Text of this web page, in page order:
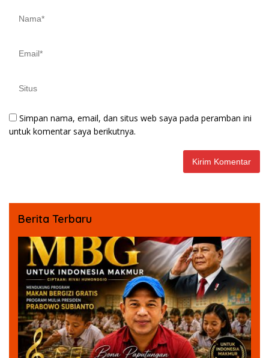
Simpan nama, email, dan situs web saya pada peramban ini
untuk komentar saya berikutnya.
Berita Terbaru